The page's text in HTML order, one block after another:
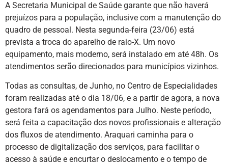
A Secretaria Municipal de Saúde garante que não haverá
prejuízos para a população, inclusive com a manutenção do
quadro de pessoal. Nesta segunda-feira (23/06) está
prevista a troca do aparelho de raio-X. Um novo
equipamento, mais moderno, será instalado em até 48h. Os
atendimentos serão direcionados para municípios vizinhos.
Todas as consultas, de Junho, no Centro de Especialidades
foram realizadas até o dia 18/06, e a partir de agora, a nova
gestora fará os agendamentos para Julho. Neste período,
será feita a capacitação dos novos profissionais e alteração
dos fluxos de atendimento. Araquari caminha para o
processo de digitalização dos serviços, para facilitar o
acesso à saúde e encurtar o deslocamento e o tempo de